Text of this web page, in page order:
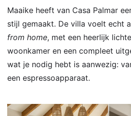
Maaike heeft van Casa Palmar
stijl gemaakt. De villa voelt echt
from home, met een heerlijk
woonkamer en een compleet
wat je nodig hebt is aanwezig:
een espressoapparaat.